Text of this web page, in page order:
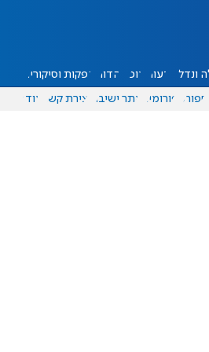
ונדל"ן דעות אוכל יהדות הפקות וסיקורים
ספורט פורומים אתר ישיבה יצירת קשר עוד